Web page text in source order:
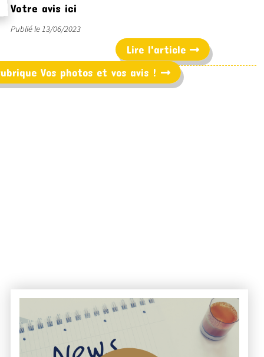
Votre avis ici
Publié le 13/06/2023
Lire l'article
Vos photos et vos avis !